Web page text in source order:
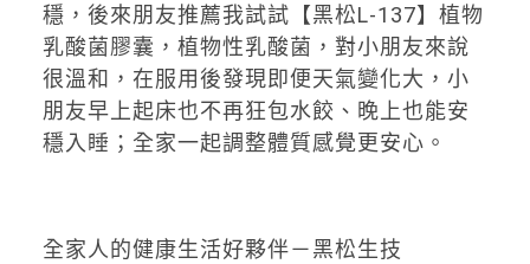
穩，後來朋友推薦我試試【黑松L-137】植物
乳酸菌膠囊，植物性乳酸菌，對小朋友來說
很溫和，在服用後發現即便天氣變化大，小
朋友早上起床也不再狂包水餃、晚上也能安
穩入睡；全家一起調整體質感覺更安心。
全家人的健康生活好夥伴－黑松生技